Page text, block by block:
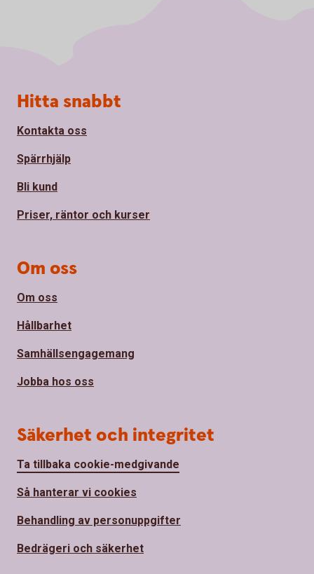
Sidfot
Hitta snabbt
Kontakta oss
Spärrhjälp
Bli kund
Priser, räntor och kurser
Om oss
Om oss
Hållbarhet
Samhällsengagemang
Jobba hos oss
Säkerhet och integritet
Ta tillbaka cookie-medgivande
Så hanterar vi cookies
Behandling av personuppgifter
Bedrägeri och säkerhet